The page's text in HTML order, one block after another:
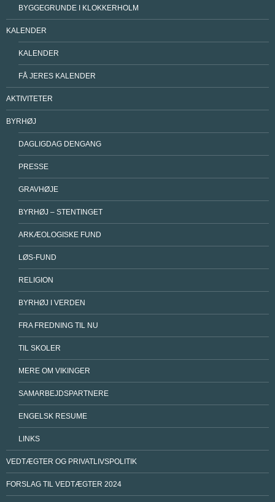
BYGGEGRUNDE I KLOKKERHOLM
KALENDER
KALENDER
FÅ JERES KALENDER
AKTIVITETER
BYRHØJ
DAGLIGDAG DENGANG
PRESSE
GRAVHØJE
BYRHØJ – STENTINGET
ARKÆOLOGISKE FUND
LØS-FUND
RELIGION
BYRHØJ I VERDEN
FRA FREDNING TIL NU
TIL SKOLER
MERE OM VIKINGER
SAMARBEJDSPARTNERE
ENGELSK RESUME
LINKS
VEDTÆGTER OG PRIVATLIVSPOLITIK
FORSLAG TIL VEDTÆGTER 2024